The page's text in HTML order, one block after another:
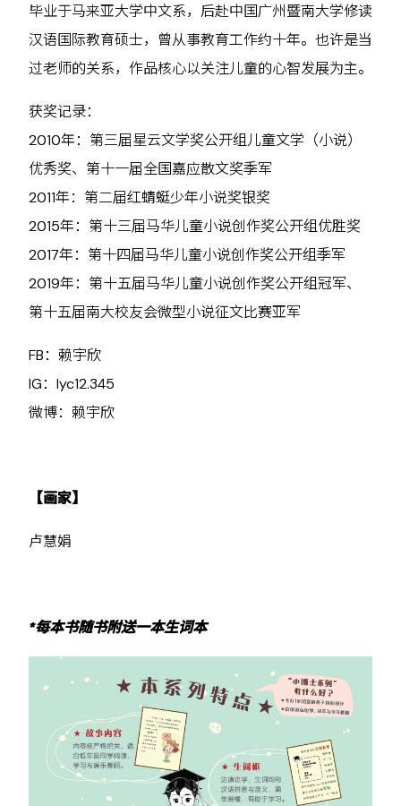
毕业于马来亚大学中文系，后赴中国广州暨南大学修读
汉语国际教育硕士，曾从事教育工作约十年。也许是当
过老师的关系，作品核心以关注儿童的心智发展为主。
获奖记录：
2010年：第三届星云文学奖公开组儿童文学（小说）
优秀奖、第十一届全国嘉应散文奖季军
2011年：第二届红蜻蜓少年小说奖银奖
2015年：第十三届马华儿童小说创作奖公开组优胜奖
2017年：第十四届马华儿童小说创作奖公开组季军
2019年：第十五届马华儿童小说创作奖公开组冠军、
第十五届南大校友会微型小说征文比赛亚军
FB：赖宇欣
IG：lyc12.345
微博：赖宇欣
【画家】
卢慧娟
*每本书随书附送一本生词本